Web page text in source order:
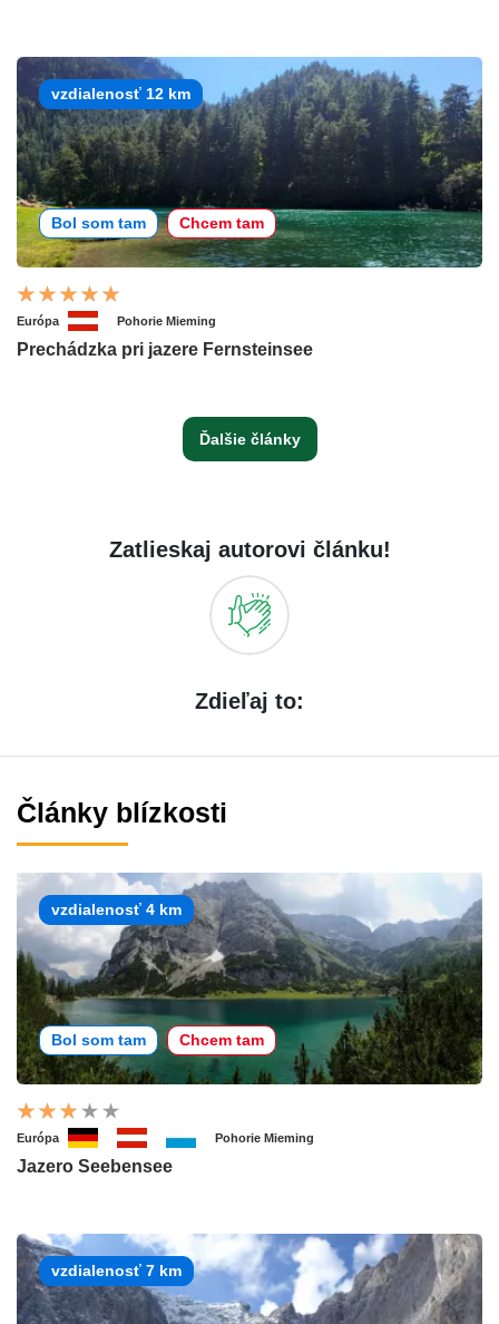
vzdialenosť 12 km
Bol som tam Chcem tam
Európa Pohorie Mieming
Prechádzka pri jazere Fernsteinsee
Ďalšie články
Zatlieskaj autorovi článku!
Zdieľaj to:
Články blízkosti
vzdialenosť 4 km
Bol som tam Chcem tam
Európa Pohorie Mieming
Jazero Seebensee
vzdialenosť 7 km